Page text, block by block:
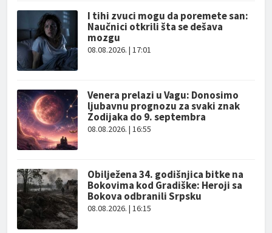
I tihi zvuci mogu da poremete san:
Naučnici otkrili šta se dešava
mozgu
08.08.2026. | 17:01
Venera prelazi u Vagu: Donosimo
ljubavnu prognozu za svaki znak
Zodijaka do 9. septembra
08.08.2026. | 16:55
Obilježena 34. godišnjica bitke na
Bokovima kod Gradiške: Heroji sa
Bokova odbranili Srpsku
08.08.2026. | 16:15